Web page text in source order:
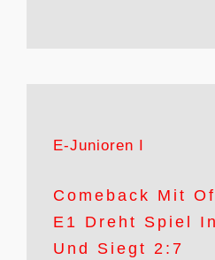
E-Junioren I
Comeback Mit
E1 Dreht Spiel
Und Siegt 2:7